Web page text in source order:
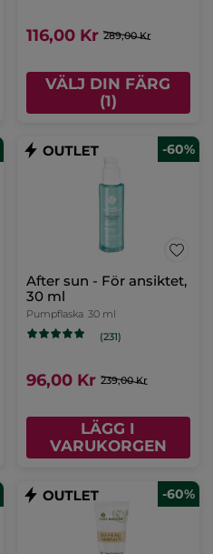
116,00 Kr 289,00 Kr
VÄLJ DIN FÄRG
(1)
-60%
After sun - För ansiktet,
30 ml
Pumpflaska 30 ml
(231)
96,00 Kr 239,00 Kr
LÄGG I
VARUKORGEN
-60%